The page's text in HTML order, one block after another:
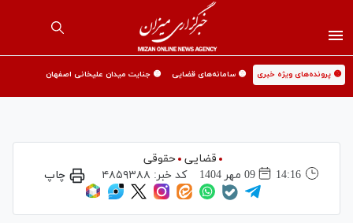
🟡 پرونده‌های ویژه خبری 🟡 سامانه‌های قضایی 🟡 جنایت میدان علیخانی اصفهان
قضایی حقوقی
14:16
09 مهر 1404 کد خبر: ۴۸۵۹۳۸۸ چاپ